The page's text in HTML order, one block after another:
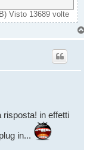
Visto 13689 volte
risposta! in effetti
in...